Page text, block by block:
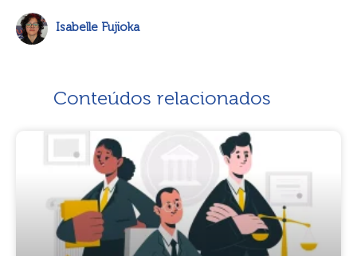
Isabelle Fujioka
Conteúdos relacionados